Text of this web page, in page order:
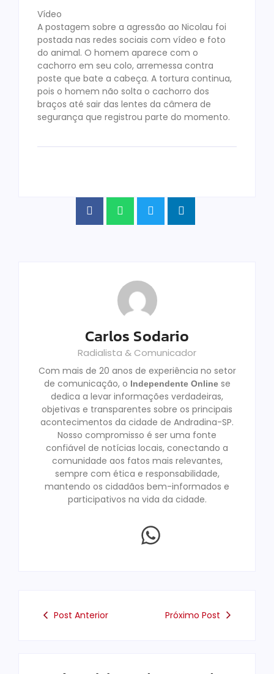
Vídeo
A postagem sobre a agressão ao Nicolau foi
postada nas redes sociais com vídeo e foto
do animal. O homem aparece com o
cachorro em seu colo, arremessa contra
poste que bate a cabeça. A tortura continua,
pois o homem não solta o cachorro dos
braços até sair das lentes da câmera de
segurança que registrou parte do momento.
Carlos Sodario
Radialista & Comunicador
Com mais de 20 anos de experiência no setor
de comunicação, o Independente Onlinese
dedica a levar informações verdadeiras,
objetivas e transparentes sobre os principais
acontecimentos da cidade de Andradina-SP.
Nosso compromisso é ser uma fonte
confiável de notícias locais, conectando a
comunidade aos fatos mais relevantes,
sempre com ética e responsabilidade,
mantendo os cidadãos bem-informados e
participativos na vida da cidade.
Post Anterior Próximo Post